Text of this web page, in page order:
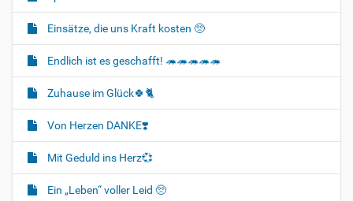
Einsätze, die uns Kraft kosten 🥺
Endlich ist es geschafft! 🦔🦔🦔🦔🦔
Zuhause im Glück🍀🐈‍
Von Herzen DANKE❣️
Mit Geduld ins Herz💞
Ein „Leben“ voller Leid 🥺